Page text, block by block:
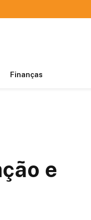
Finanças
e